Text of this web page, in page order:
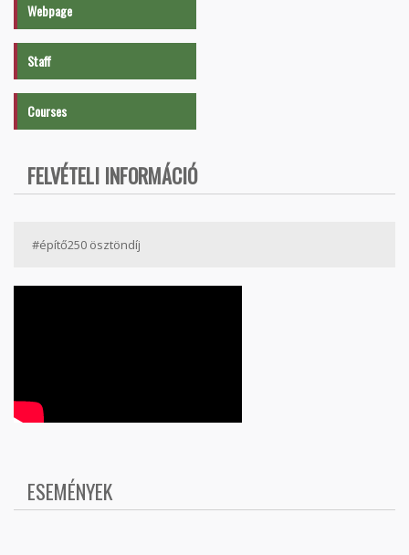
Webpage
Staff
Courses
FELVÉTELI INFORMÁCIÓ
#építő250 ösztöndíj
ESEMÉNYEK